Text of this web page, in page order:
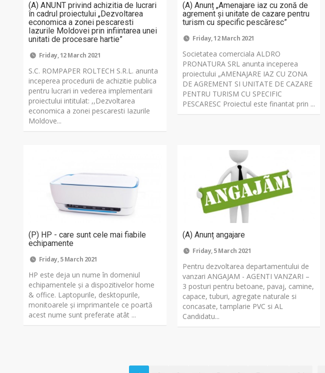
(A) ANUNT privind achizitia de lucrari
în cadrul proiectului „Dezvoltarea
economica a zonei pescaresti
Iazurile Moldovei prin infiintarea unei
unitati de procesare hartie”
Friday, 12 March 2021
S.C. ROMPAPER ROLTECH S.R.L. anunta
inceperea procedurii de achizitie publica
pentru lucrari in vederea implementarii
proiectului intitulat: ,,Dezvoltarea
economica a zonei pescaresti Iazurile
Moldove...
(A) Anunț „Amenajare iaz cu zonă de
agrement și unitate de cazare pentru
turism cu specific pescăresc”
Friday, 12 March 2021
Societatea comerciala ALDRO
PRONATURA SRL anunta inceperea
proiectului „AMENAJARE IAZ CU ZONA
DE AGREMENT SI UNITATE DE CAZARE
PENTRU TURISM CU SPECIFIC
PESCARESC Proiectul este finantat prin ...
(P) HP - care sunt cele mai fiabile
echipamente
Friday, 5 March 2021
HP este deja un nume în domeniul
echipamentele şi a dispozitivelor home
& office. Laptopurile, desktopurile,
monitoarele şi imprimantele ce poartă
acest nume sunt preferate atât ...
(A) Anunț angajare
Friday, 5 March 2021
Pentru dezvoltarea departamentului de
vanzari ANGAJAM - AGENTI VANZARI –
3 posturi pentru betoane, pavaj, camine,
capace, tuburi, agregate naturale si
concasate, tamplarie PVC si AL
Candidatu...